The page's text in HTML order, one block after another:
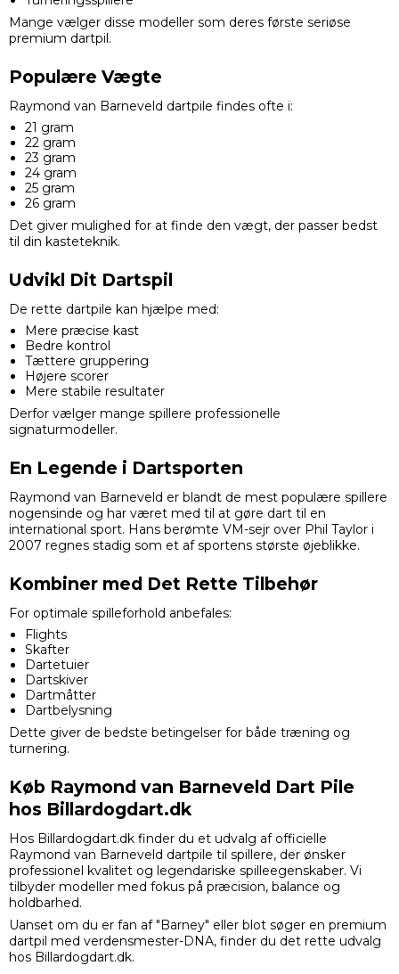
Mange vælger disse modeller som deres første seriøse
premium dartpil.
Populære Vægte
Raymond van Barneveld dartpile findes ofte i:
21 gram
22 gram
23 gram
24 gram
25 gram
26 gram
Det giver mulighed for at finde den vægt, der passer bedst
til din kasteteknik.
Udvikl Dit Dartspil
De rette dartpile kan hjælpe med:
Mere præcise kast
Bedre kontrol
Tættere gruppering
Højere scorer
Mere stabile resultater
Derfor vælger mange spillere professionelle
signaturmodeller.
En Legende i Dartsporten
Raymond van Barneveld er blandt de mest populære spillere
nogensinde og har været med til at gøre dart til en
international sport. Hans berømte VM-sejr over Phil Taylor i
2007 regnes stadig som et af sportens største øjeblikke.
Kombiner med Det Rette Tilbehør
For optimale spilleforhold anbefales:
Flights
Skafter
Dartetuier
Dartskiver
Dartmåtter
Dartbelysning
Dette giver de bedste betingelser for både træning og
turnering.
Køb Raymond van Barneveld Dart Pile
hos Billardogdart.dk
Hos Billardogdart.dk finder du et udvalg af officielle
Raymond van Barneveld dartpile til spillere, der ønsker
professionel kvalitet og legendariske spilleegenskaber. Vi
tilbyder modeller med fokus på præcision, balance og
holdbarhed.
Uanset om du er fan af "Barney" eller blot søger en premium
dartpil med verdensmester-DNA, finder du det rette udvalg
hos Billardogdart.dk.